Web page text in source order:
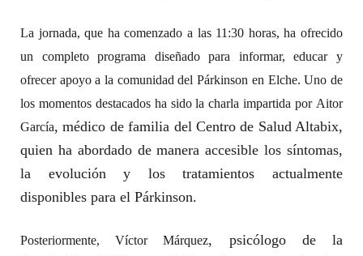
La jornada, que ha comenzado a las 11:30 horas, ha ofrecido
un completo programa diseñado para informar, educar y
ofrecer apoyo a la comunidad del Párkinson en Elche. Uno de
los momentos destacados ha sido la charla impartida por Aitor
García, médico de familia del Centro de Salud Altabix,
quien ha abordado de manera accesible los síntomas,
la evolución y los tratamientos actualmente
disponibles para el Párkinson.
Posteriormente,Víctor Márquez, psicólogo de la